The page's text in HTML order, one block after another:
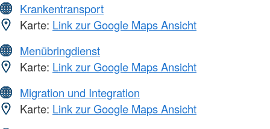
Krankentransport
Karte: Link zur Google Maps Ansicht
Menübringdienst
Karte: Link zur Google Maps Ansicht
Migration und Integration
Karte: Link zur Google Maps Ansicht